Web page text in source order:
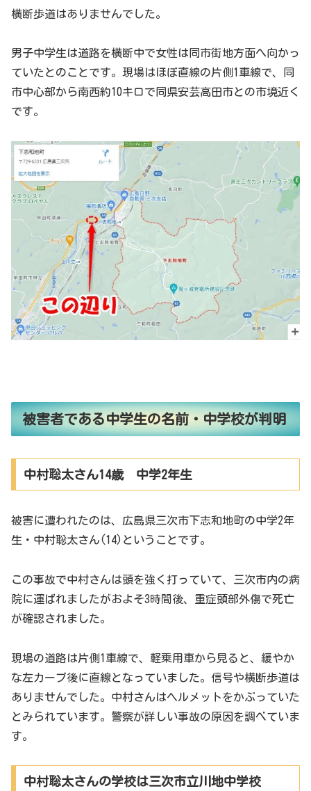
横断歩道はありませんでした。
男子中学生は道路を横断中で女性は同市街地方面へ向かっ
ていたとのことです。現場はほぼ直線の片側1車線で、同
市中心部から南西約10キロで同県安芸高田市との市境近く
です。
被害者である中学生の名前・中学校が判明
中村聡太さん14歳 中学2年生
被害に遭われたのは、広島県三次市下志和地町の中学2年
生・中村聡太さん(14)ということです。
この事故で中村さんは頭を強く打っていて、三次市内の病
院に運ばれましたがおよそ3時間後、重症頭部外傷で死亡
が確認されました。
現場の道路は片側1車線で、軽乗用車から見ると、緩やか
な左カーブ後に直線となっていました。信号や横断歩道は
ありませんでした。中村さんはヘルメットをかぶっていた
とみられています。警察が詳しい事故の原因を調べていま
す。
中村聡太さんの学校は三次市立川地中学校